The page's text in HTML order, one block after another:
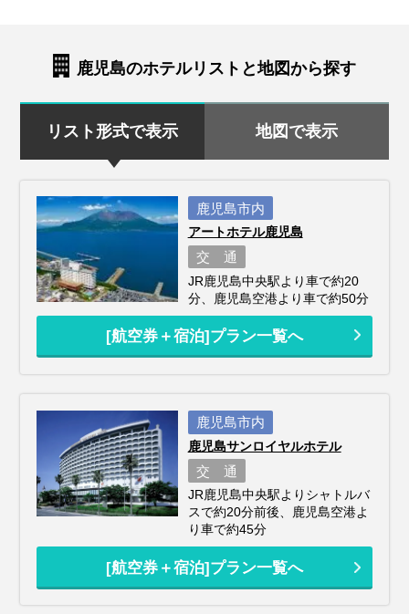
鹿児島のホテルリストと地図から探す
リスト形式で表示 地図で表示
鹿児島市内
アートホテル鹿児島
交 通
JR鹿児島中央駅より車で約20
分、鹿児島空港より車で約50分
[航空券＋宿泊]プラン一覧へ
鹿児島市内
鹿児島サンロイヤルホテル
交 通
JR鹿児島中央駅よりシャトルバ
スで約20分前後、鹿児島空港よ
り車で約45分
[航空券＋宿泊]プラン一覧へ